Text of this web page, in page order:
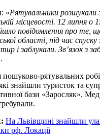
«Рятувальники розшукали
місцевості. 12 липня о
повідомлення про те,
області, під час спуску
і заблукали. Зв’язок з
рятувальних
знайшли туристок та
бази «Заросляк».
На Львівщині знайшли
рф. Локації